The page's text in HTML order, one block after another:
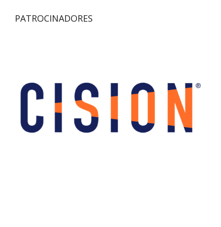
PATROCINADORES